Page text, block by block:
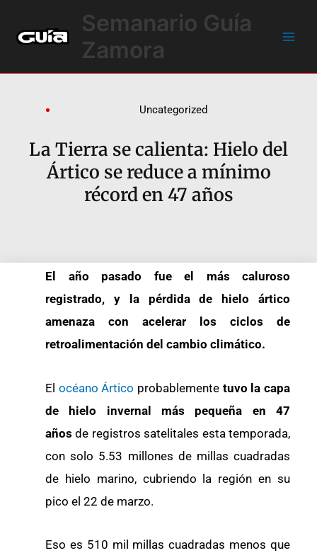
contenido
Semanario Guía
Zamora
Uncategorized
La Tierra se calienta: Hielo del
Ártico se reduce a mínimo
récord en 47 años
El año pasado fue el más caluroso
registrado, y la pérdida de hielo ártico
amenaza con acelerar los ciclos de
retroalimentación del cambio climático.
El océano Ártico probablemente tuvo la capa
de hielo invernal más pequeña en 47
años de registros satelitales esta temporada,
con solo 5.53 millones de millas cuadradas
de hielo marino, cubriendo la región en su
pico el 22 de marzo.
Eso es 510 mil millas cuadradas menos que